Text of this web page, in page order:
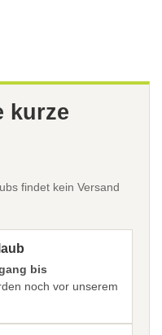
kurze
findet kein Versand
bis
noch vor unserem